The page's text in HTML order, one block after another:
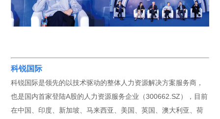
科锐国际
科锐国际是领先的以技术驱动的整体人力资源解决方案服务商，
也是国内首家登陆A股的人力资源服务企业（300662.SZ），目前
在中国、印度、新加坡、马来西亚、美国、英国、澳大利亚、荷